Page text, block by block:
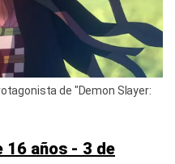
de "Demon Slayer:
16 años - 3 de